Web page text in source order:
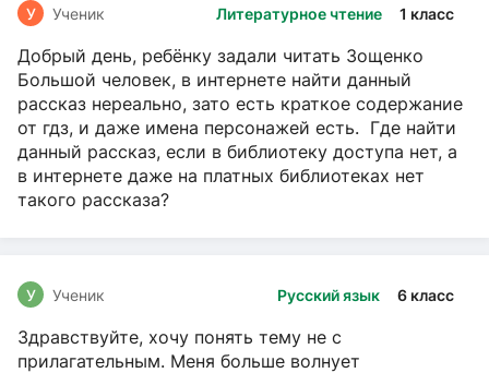
Литературное чтение 1 класс
У Ученик
Добрый день, ребёнку задали читать Зощенко
Большой человек, в интернете найти данный
рассказ нереально, зато есть краткое содержание
от гдз, и даже имена персонажей есть. Где найти
данный рассказ, если в библиотеку доступа нет, а
в интернете даже на платных библиотеках нет
такого рассказа?
Русский язык 6 класс
У Ученик
Здравствуйте, хочу понять тему не с
прилагательным. Меня больше волнует